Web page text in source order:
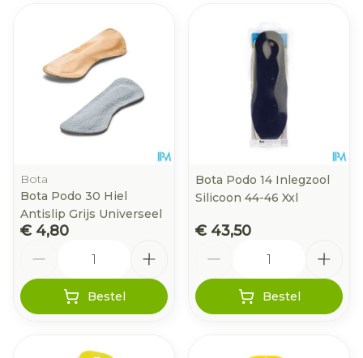
Bota
Bota Podo 30 Hiel
Antislip Grijs Universeel
€ 4,80
Bestel
Bota Podo 14 Inlegzool
Silicoon 44-46 Xxl
€ 43,50
Bestel